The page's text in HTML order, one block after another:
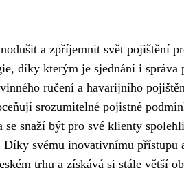
a zpříjemnit svět pojištění
díky kterým je sjednání i správa
ručení a havarijního
srozumitelné pojistné
snaží být pro své klienty
svému inovativnímu přístupu
trhu a získává si stále větší